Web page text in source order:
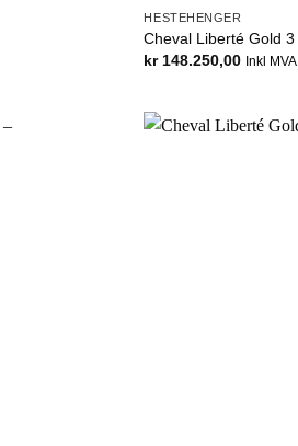
HESTEHENGER
Cheval Liberté Gold 3
kr148.250,00 Inkl MVA